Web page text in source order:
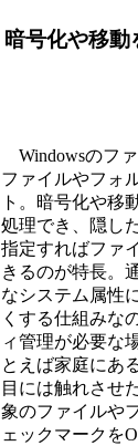
暗号化や移
Windowsのフ
ファイルやフォ
ト。暗号化や移
処理でき、隠し
指定すればファ
きるのが特長。
なシステム属性
くする仕組みな
ィ管理が必要な
とえば家庭にあ
目には触れさせ
象のファイルや
ェックマークを